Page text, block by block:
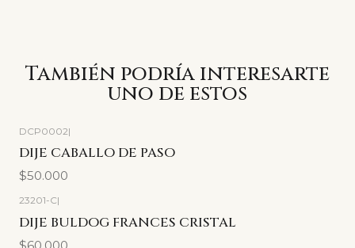
También podría interesarte
uno de estos
DCP0002|
DIJE CABALLO DE PASO
$50.000
23201-C|
DIJE BULDOG FRANCES CRISTAL